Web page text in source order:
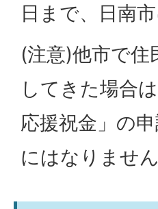
日まで、日南
(注意)他市で
してきた場合
応援祝金」の
にはなりません